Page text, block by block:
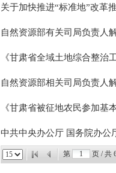
关于加快推进“标准地”改革
自然资源部有关司局负责人
《甘肃省全域土地综合整治
自然资源部相关司局负责人
《甘肃省被征地农民参加基
中共中央办公厅 国务院办公
第 页 / 共